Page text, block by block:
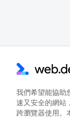
我們希望能協助
速又安全的網站
跨瀏覽器使用。